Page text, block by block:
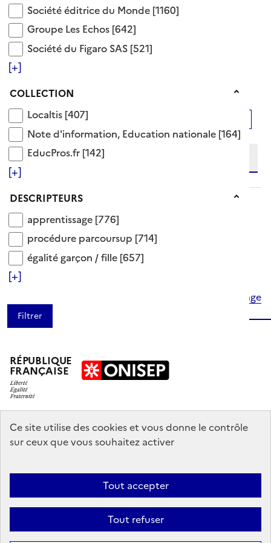
Ce site utilise des cookies et vous donne le contrôle
sur ceux que vous souhaitez activer
Tout accepter
Tout refuser
Société éditrice du Monde
Société éditrice du Monde [1160]
Groupe Les Echos
Groupe Les Echos [642]
Société du Figaro SAS
Société du Figaro SAS [521]
[+]
Collection
COLLECTION
Localtis
Localtis [407]
Note d'information, Education nationale
Note d'information, Education nationale [164]
EducPros.fr
EducPros.fr [142]
[+]
Descripteurs
DESCRIPTEURS
apprentissage
apprentissage [776]
procédure parcoursup
procédure parcoursup [714]
égalité garçon / fille
égalité garçon / fille [657]
[+]
scolaire et professionnelle
formation
organisation du système
éducatif
politique et
système éducatif
vie scolaire et étudiante
9356 Documents disponibles dans cette catégorie
Ajouter le résultat au panier
Etendre la recherche sur
niveau(x) vers le bas
Précédente
312 Suivante
Haut de page
RÉPUBLIQUE
FRANÇAISE
education.gouv.fr
enseignementsup-recherche.gouv.fr
Accessibilité : partiellement conforme